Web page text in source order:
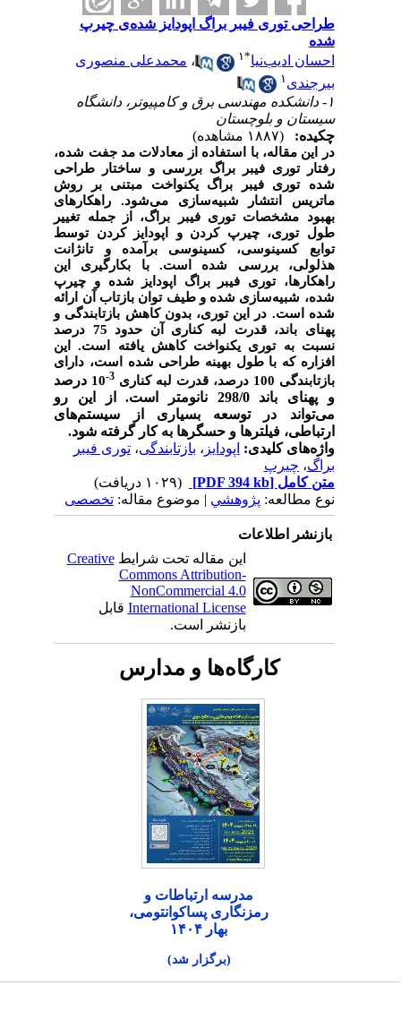
طراحی توری فیبر براگ اپودایز شده‌ی چیرپ
شده
احسان ادیب‌نیا* ۱ ،محمدعلی منصوری
بیرجندی
۱- دانشکده مهندسی برق و کامپیوتر، دانشگاه
سیستان و بلوچستان
چکیده:
در این مقاله، با استفاده از معادلات مد جفت شده،
رفتار توری فیبر براگ بررسی و ساختار طراحی
شده توری فیبر براگ یکنواخت مبتنی بر روش
ماتریس انتشار شبیه‌سازی می­‌شود. راهکارهای
بهبود مشخصات توری فیبر براگ، از جمله تغییر
طول توری، چیرپ کردن و اپودایز کردن توسط
توابع کسینوسی، کسینوسی برآمده و تانژانت
هذلولی، بررسی شده است. با بکارگیری این
راهکارها، توری فیبر براگ اپودایز شده و چیرپ
شده، شبیه‌سازی شده و طیف توان بازتاب آن ارائه
شده است. در این توری، بدون کاهش بازتابندگی و
پهنای باند، قدرت لبه کناری آن حدود 75 درصد
نسبت به توری یکنواخت کاهش یافته است. این
افزاره که با طول بهینه طراحی شده است، دارای
بازتابندگی 100 درصد، قدرت لبه کناری
3-
10 درصد
و پهنای باند 298/0 نانومتر است. از این رو
می‌تواند در توسعه بسیاری از سیستم‌های
ارتباطی، فیلترها و حسگرها به کار گرفته شود.
واژه‌های کلیدی:اپودایز، بازتابندگی،توری فیبر
براگ،چیرپ
متن کامل[PDF 394 kb]
نوع مطالعه:پژوهشي| موضوع مقاله:تخصصی
بازنشر اطلاعات
این مقاله تحت شرایطCreative
Commons Attribution-
NonCommercial 4.0
International Licenseقابل
بازنشر است.
کارگاه‌ها و مدارس
مدرسه ارتباطات و
رمزنگاری پساکوانتومی،
بهار ۱۴۰۴
(برگزار شد)